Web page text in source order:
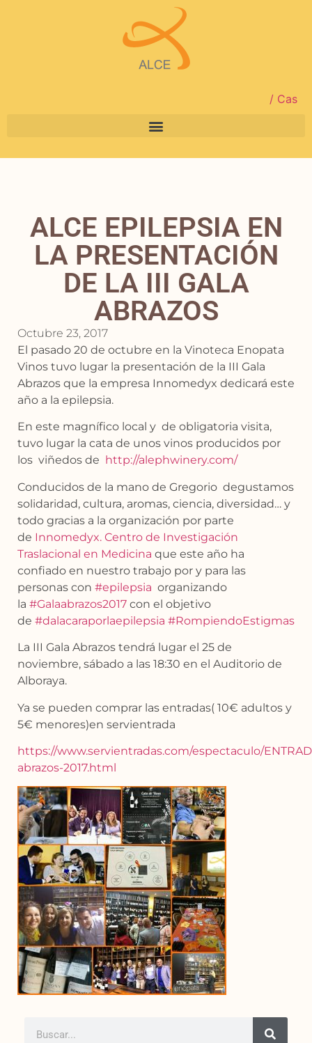
/ Cas
ALCE EPILEPSIA EN
LA PRESENTACIÓN
DE LA III GALA
ABRAZOS
Octubre 23, 2017
El pasado 20 de octubre en la Vinoteca Enopata
Vinos tuvo lugar la presentación de la III Gala
Abrazos que la empresa Innomedyx dedicará este
año a la epilepsia.
En este magnífico local y de obligatoria visita,
tuvo lugar la cata de unos vinos producidos por
los viñedos de http://alephwinery.com/
Conducidos de la mano de Gregorio degustamos
solidaridad, cultura, aromas, ciencia, diversidad… y
todo gracias a la organización por parte
de Innomedyx. Centro de Investigación
Traslacional en Medicina que este año ha
confiado en nuestro trabajo por y para las
personas con #epilepsia organizando
la #Galaabrazos2017 con el objetivo
de #dalacaraporlaepilepsia #RompiendoEstigmas
La III Gala Abrazos tendrá lugar el 25 de
noviembre, sábado a las 18:30 en el Auditorio de
Alboraya.
Ya se pueden comprar las entradas( 10€ adultos y
5€ menores)en servientrada
https://www.servientradas.com/espectaculo/
abrazos-2017.html